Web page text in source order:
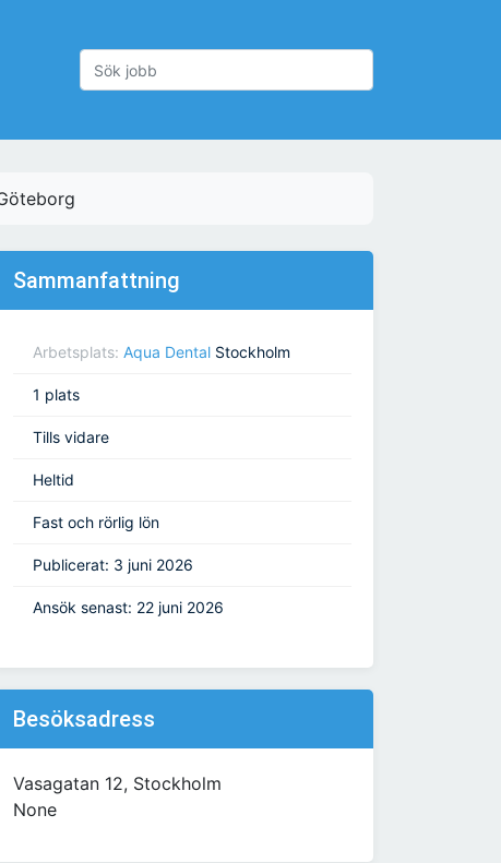
Sammanfattning
Arbetsplats: Aqua Dental Stockholm
1 plats
Tills vidare
Heltid
Fast och rörlig lön
Publicerat: 3 juni 2026
Ansök senast: 22 juni 2026
Besöksadress
Vasagatan 12, Stockholm
None